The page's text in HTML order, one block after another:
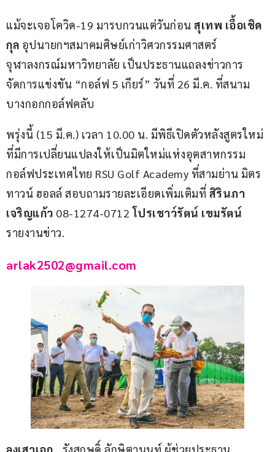
แม้จะเจอโควิด-19 มารบกวนแต่วันก่อน สุเทพ เอื้อเชิด
กุล อุปนายกฯสมาคมศิษย์เก่าวิศวกรรมศาสตร์
จุฬาลงกรณ์มหาวิทยาลัย เป็นประธานแถลงข่าวการ
จัดการแข่งขัน “กอล์ฟ 5 เกียร์” วันที่ 26 มี.ค. ที่สนาม
บางกอกกอล์ฟคลับ
พรุ่งนี้ (15 มี.ค.) เวลา 10.00 น. มีพิธีเปิดตัวหลังสูตรใหม่
ที่มีการเปลี่ยนแปลงให้เป็นมิตใหม่แห่งอุตสาหกรรม
กอล์ฟประเทศไทย RSU Golf Academy ที่สามย่าน มิตร
ทาวน์ ฮอลล์ สอบถามรายละเอียดเพิ่มเติมที่ สิรินภา
เจริญแก้ว 08-1274-0712 โปรเชาว์รัตน์ เขมรัตน์
รายงานข่าว.
arlak2502@gmail.com
ลงเสาเอก…รังสฤษดิ์ ลักษิตานนท์ ผู้ช่วยประธาน